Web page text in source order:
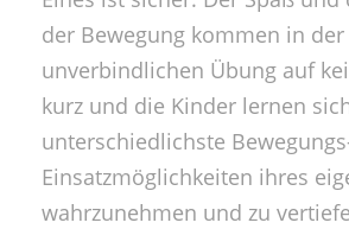
der Bewegung kommen in der
unverbindlichen Übung auf
kurz und die Kinder lernen
unterschiedlichste
Einsatzmöglichkeiten ihres
wahrzunehmen und zu